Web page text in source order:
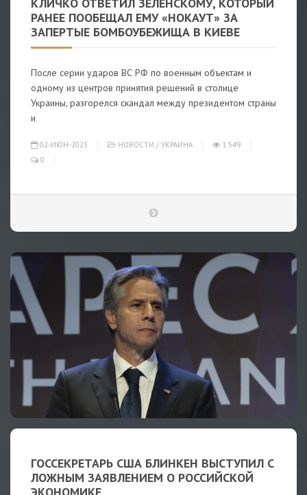
КЛИЧКО ОТВЕТИЛ ЗЕЛЕНСКОМУ, КОТОРЫЙ
РАНЕЕ ПООБЕЩАЛ ЕМУ «НОКАУТ» ЗА
ЗАПЕРТЫЕ БОМБОУБЕЖИЩА В КИЕВЕ
После серии ударов ВС РФ по военным объектам и
одному из центров принятия решений в столице
Украины, разгорелся скандал между президентом страны
и
02-ИЮН-2023 НОВОСТИ / УКРАИНА
1 549
0
ГОССЕКРЕТАРЬ США БЛИНКЕН ВЫСТУПИЛ С
ЛОЖНЫМ ЗАЯВЛЕНИЕМ О РОССИЙСКОЙ